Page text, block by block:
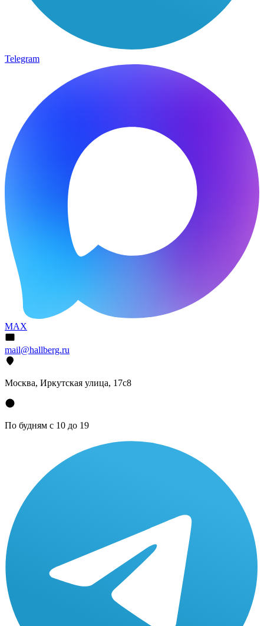
Telegram
MAX
mail@hallberg.ru
Москва, Иркутская улица, 17с8
По будням с 10 до 19